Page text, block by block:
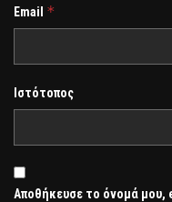
Email *
Ιστότοπος
Αποθήκευσε το όνομά μου,